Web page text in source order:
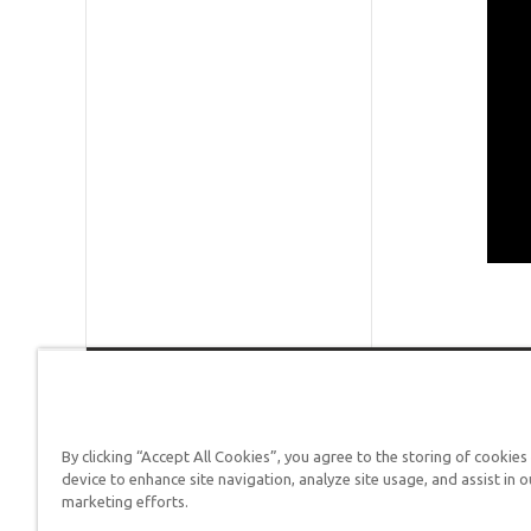
Respuestas en Génesis es
By clicking “Accept All Cookies”, you agree to the storing of
device to enhance site navigation, analyze site usage, and assist in
marketing efforts.